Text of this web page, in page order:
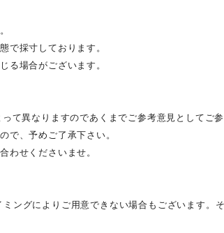
で採寸しております。
る場合がございます。
て異なりますのであくまでご参考意見としてご参
で、予めご了承下さい。
わせくださいませ。
ングによりご用意できない場合もございます。